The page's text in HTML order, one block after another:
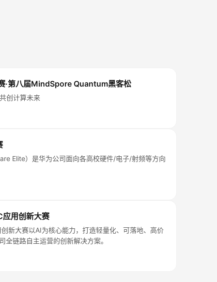
·第八届MindSpore Quantum黑客松
创计算未来
Elite）是华为公司面向各高校硬件/电子/射频等方向
应用创新大赛
新大赛以AI为核心能力，打造轻量化、可落地、高价
全链路自主运营的创新解决方案。